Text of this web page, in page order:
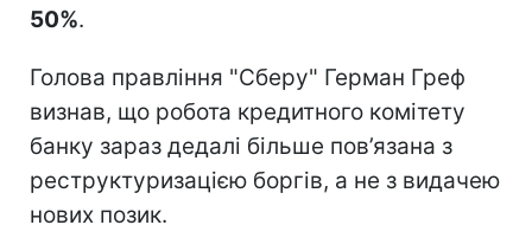
50%.
Голова правління "Сберу" Герман Греф
визнав, що робота кредитного комітету
банку зараз дедалі більше пов’язана з
реструктуризацією боргів, а не з видачею
нових позик.